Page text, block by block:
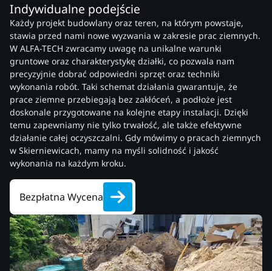
Indywidualne podejście
Każdy projekt budowlany oraz teren, na którym powstaje,
stawia przed nami nowe wyzwania w zakresie prac ziemnych.
W ALFA-TECH zwracamy uwagę na unikalne warunki
gruntowe oraz charakterystykę działki, co pozwala nam
precyzyjnie dobrać odpowiedni sprzęt oraz techniki
wykonania robót. Taki schemat działania gwarantuje, że
prace ziemne przebiegają bez zakłóceń, a podłoże jest
doskonale przygotowane na kolejne etapy instalacji. Dzięki
temu zapewniamy nie tylko trwałość, ale także efektywne
działanie całej oczyszczalni. Gdy mówimy o pracach ziemnych
w Skierniewicach, mamy na myśli solidność i jakość
wykonania na każdym kroku.
Bezpłatna Wycena